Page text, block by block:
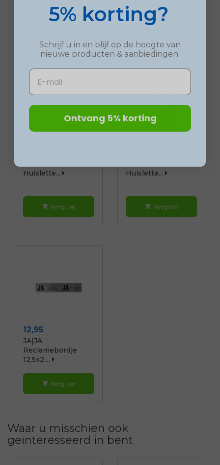
Huislette...
shopping_cart Voeg toe
Huislette...
shopping_cart Voeg toe
Prijs
12,95
JA|JA
Reclamebordje
12,5x2,...
shopping_cart Voeg toe
Waar u misschien ook
geïnteresseerd in bent
5% korting?
Schrijf u in en blijf op de hoogte van
nieuwe producten & aanbiedingen.
Email
Ontvang 5% korting